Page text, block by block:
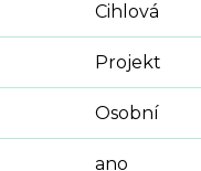
Cihlová
Projekt
Osobní
ano